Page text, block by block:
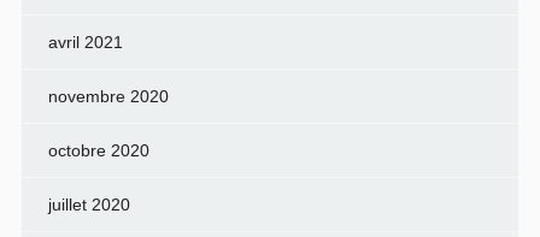
avril 2021
novembre 2020
octobre 2020
juillet 2020